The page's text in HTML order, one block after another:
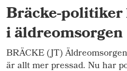
Bräcke-politiker
i äldreomsorgen
BRÄCKE (JT)
är allt mer pressad. Nu har